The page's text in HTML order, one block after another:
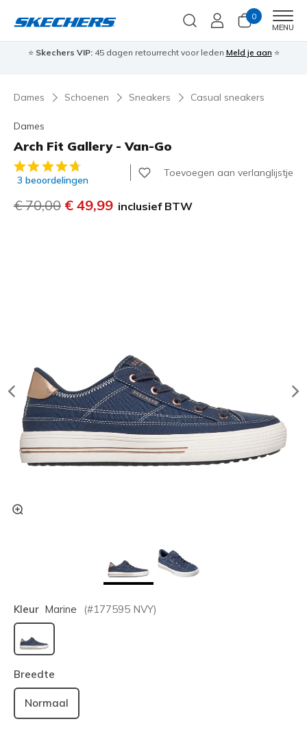
0
MENU
⭐ Skechers VIP:45 dagen retourrecht voor leden Meld je aan ⭐
Dames Schoenen Sneakers Casual sneakers
Dames
Arch Fit Gallery - Van-Go
4,5 van de 5 klantbeoordelingen
3 beoordelingen
Toevoegen aan verlanglijstje
Prijs verlaagd van
€ 70,00 naar
€ 49,99 inclusief BTW
Kleur Marine (#177595 NVY)
geselecteerd
Breedte
Normaal